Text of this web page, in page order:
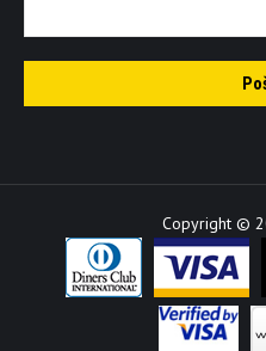
Copyright ©